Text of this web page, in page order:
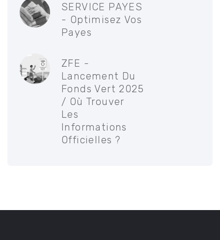
SERVICE PAYES
- Optimisez Vos
Payes
ZFE -
Lancement Du
Fonds Vert 2025
/ Où Trouver
Les
Informations
Officielles ?